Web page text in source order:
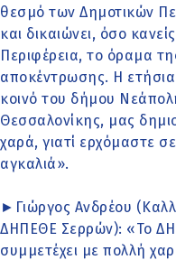
θεσμό των Δημοτικών
και δικαιώνει, όσο
Περιφέρεια, το όραμα
αποκέντρωσης. Η
κοινό του δήμου
Θεσσαλονίκης, μας
χαρά, γιατί ερχόμαστε
αγκαλιά».
►Γιώργος Ανδρέου
ΔΗΠΕΘΕ Σερρών): «Το
συμμετέχει με πολλή